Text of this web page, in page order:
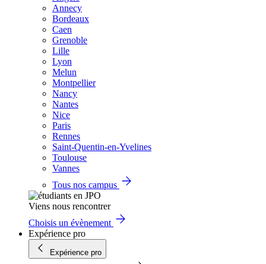
Annecy
Bordeaux
Caen
Grenoble
Lille
Lyon
Melun
Montpellier
Nancy
Nantes
Nice
Paris
Rennes
Saint-Quentin-en-Yvelines
Toulouse
Vannes
Tous nos campus
Viens nous rencontrer
Choisis un évènement
Expérience pro
Expérience pro